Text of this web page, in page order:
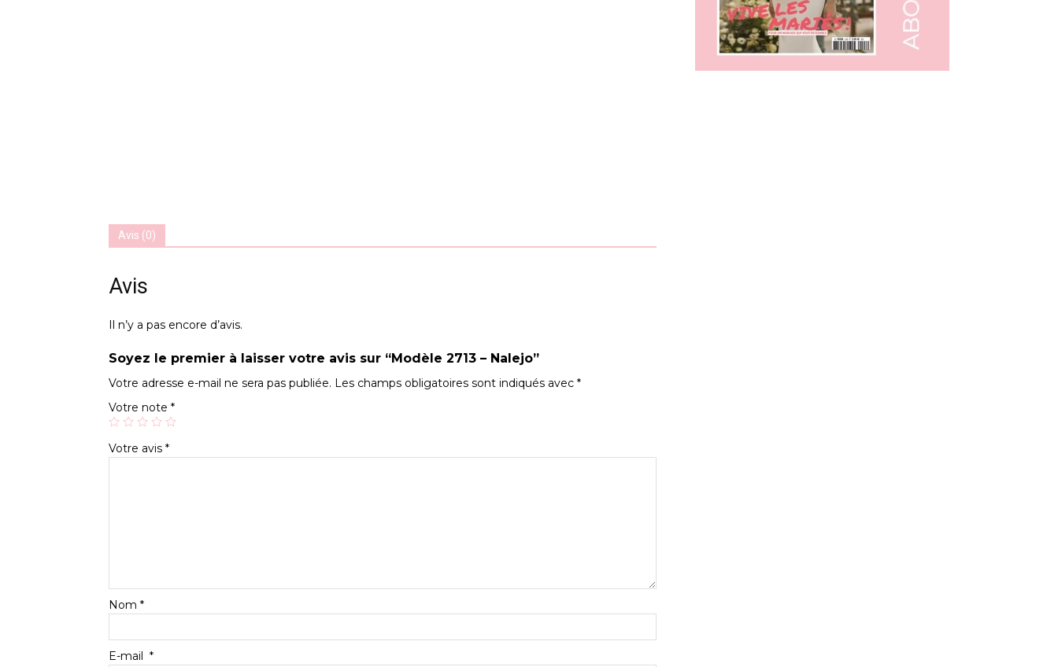
Avis (0)
Avis
Il n’y a pas encore d’avis.
Soyez le premier à laisser votre avis sur “Modèle 2713 – Nalejo”
Votre adresse e-mail ne sera pas publiée. Les champs obligatoires sont indiqués avec *
Votre note *
Votre avis *
Nom *
E-mail *